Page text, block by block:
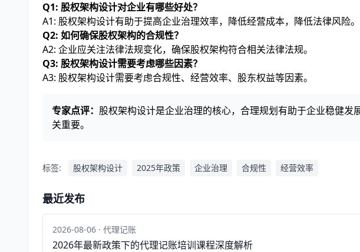
Q1: 股权架构设计对企业有哪些好处？
A1: 股权架构设计有助于提高企业治理效率，降低经营成本，降低法律风险。
Q2: 如何确保股权架构的合规性？
A2: 企业应关注法律法规变化，确保股权架构符合相关法律法规。
Q3: 股权架构设计需要考虑哪些因素？
A3: 股权架构设计需要考虑合规性、经营效率、股东权益等因素。
专家点评： 股权架构设计是企业治理的核心，合理规划有助于企业稳健
关重要。
标签: 股权架构设计 2025年政策 企业治理 合规性 经营效率
最近发布
2026-08-06 · 代理记账
2026年最新政策下的代理记账培训课程深度解析